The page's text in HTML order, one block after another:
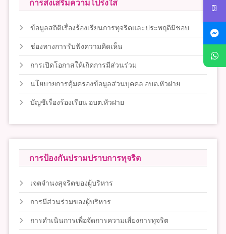
การส่งเสริมความโปร่งใส
ข้อมูลสถิติเรื่องร้องเรียนการทุจริตและประพฤติมิชอบ
ช่องทางการรับฟังความคิดเห็น
การเปิดโอกาสให้เกิดการมีส่วนร่วม
นโยบายการคุ้มครองข้อมูลส่วนบุคคล อบต.หัวฝาย
บัญชีเรื่องร้องเรียน อบต.หัวฝาย
การป้องกันปรามปราบการทุจริต
เจตจำนงสุจริตของผู้บริหาร
การมีส่วนร่วมของผู้บริหาร
การดำเนินการเพื่อจัดการความเสี่ยงการทุจริต